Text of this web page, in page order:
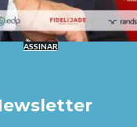
ASSINAR